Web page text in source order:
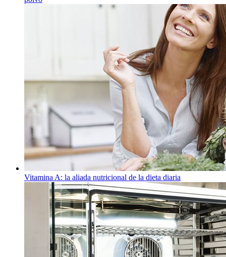
Vitamina A: la aliada nutricional de la dieta diaria